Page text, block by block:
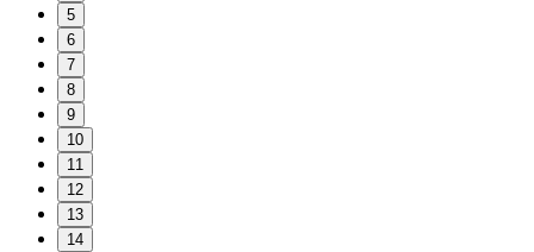
5
6
7
8
9
10
11
12
13
14